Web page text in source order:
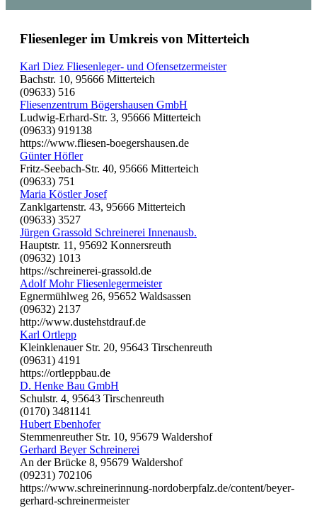
Fliesenleger im Umkreis von Mitterteich
Karl Diez Fliesenleger- und Ofensetzermeister
Bachstr. 10, 95666 Mitterteich
(09633) 516
Fliesenzentrum Bögershausen GmbH
Ludwig-Erhard-Str. 3, 95666 Mitterteich
(09633) 919138
https://www.fliesen-boegershausen.de
Günter Höfler
Fritz-Seebach-Str. 40, 95666 Mitterteich
(09633) 751
Maria Köstler Josef
Zanklgartenstr. 43, 95666 Mitterteich
(09633) 3527
Jürgen Grassold Schreinerei Innenausb.
Hauptstr. 11, 95692 Konnersreuth
(09632) 1013
https://schreinerei-grassold.de
Adolf Mohr Fliesenlegermeister
Egnermühlweg 26, 95652 Waldsassen
(09632) 2137
http://www.dustehstdrauf.de
Karl Ortlepp
Kleinklenauer Str. 20, 95643 Tirschenreuth
(09631) 4191
https://ortleppbau.de
D. Henke Bau GmbH
Schulstr. 4, 95643 Tirschenreuth
(0170) 3481141
Hubert Ebenhofer
Stemmenreuther Str. 10, 95679 Waldershof
Gerhard Beyer Schreinerei
An der Brücke 8, 95679 Waldershof
(09231) 702106
https://www.schreinerinnung-nordoberpfalz.de/content/beyer-
gerhard-schreinermeister